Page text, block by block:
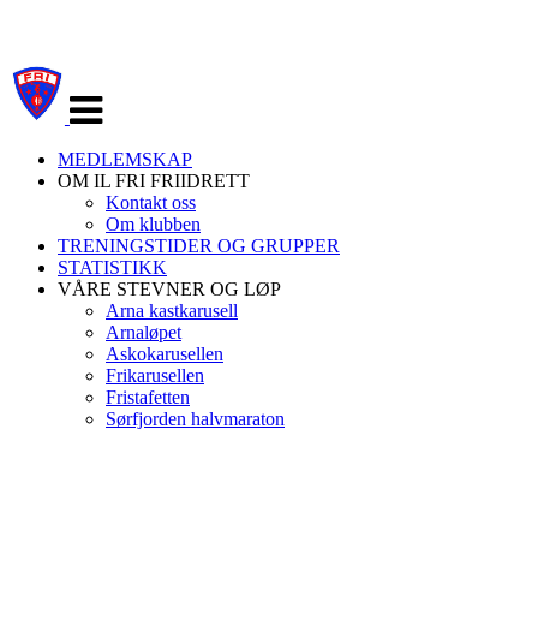
navigasjon
MEDLEMSKAP
OM IL FRI FRIIDRETT
Kontakt oss
Om klubben
TRENINGSTIDER OG GRUPPER
STATISTIKK
VÅRE STEVNER OG LØP
Arna kastkarusell
Arnaløpet
Askokarusellen
Frikarusellen
Fristafetten
Sørfjorden halvmaraton